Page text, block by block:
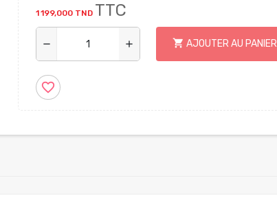
1 199,000 TND TTC
remove add shopping_cart AJOUTER AU PANIER
favorite_border